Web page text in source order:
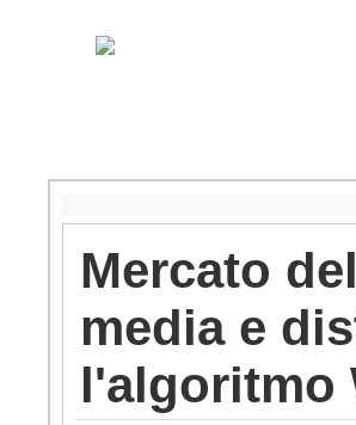
Mercato
media e
l'algoritmo